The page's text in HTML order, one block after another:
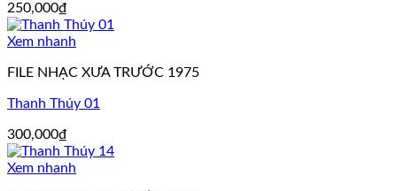
250,000₫
Xem nhanh
FILE NHẠC XƯA TRƯỚC 1975
Thanh Thúy 01
300,000₫
Xem nhanh